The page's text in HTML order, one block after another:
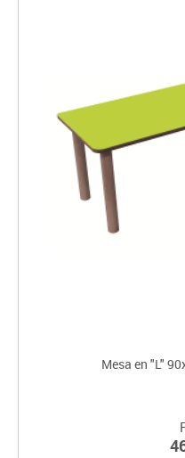
Mesa en "L"